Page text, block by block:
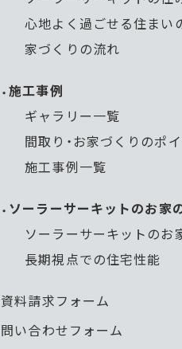
心地よく過ごせる住まい
家づくりの流れ
施工事例
ギャラリー一覧
間取り・お家づくりのポ
施工事例一覧
ソーラーサーキットのお家
ソーラーサーキットのお
長期視点での住宅性能
資料請求フォーム
問い合わせフォーム